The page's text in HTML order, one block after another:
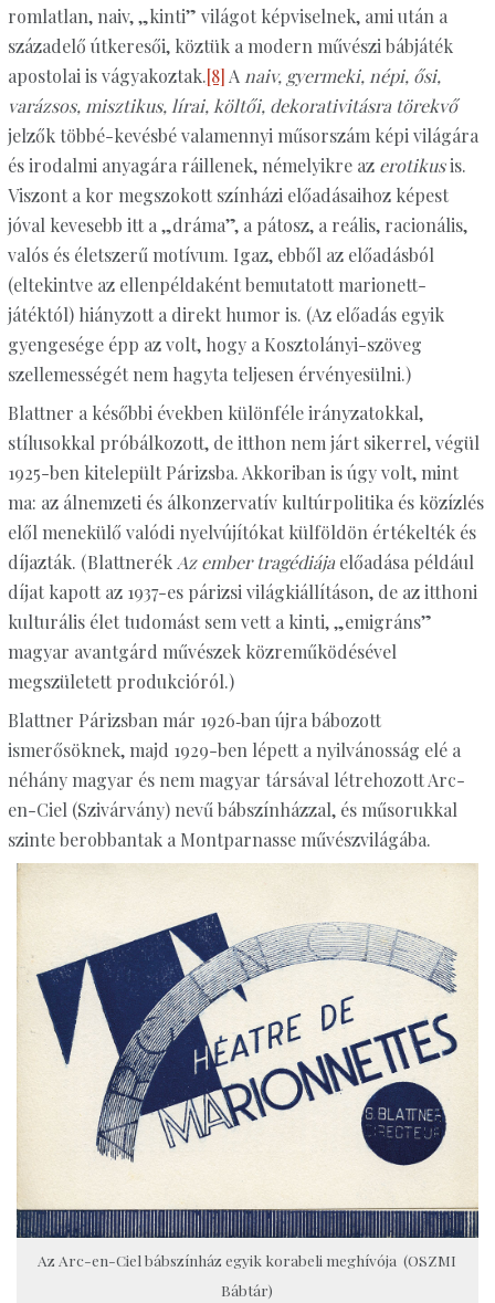
romlatlan, naiv, „kinti” világot képviselnek, ami után a
századelő útkeresői, köztük a modern művészi bábjáték
apostolai is vágyakoztak.[8] A naiv, gyermeki, népi, ősi,
varázsos, misztikus, lírai, költői, dekorativitásra törekvő
jelzők többé-kevésbé valamennyi műsorszám képi világára
és irodalmi anyagára ráillenek, némelyikre az erotikusis.
Viszont a kor megszokott színházi előadásaihoz képest
jóval kevesebb itt a „dráma”, a pátosz, a reális, racionális,
valós és életszerű motívum. Igaz, ebből az előadásból
(eltekintve az ellenpéldaként bemutatott marionett-
játéktól) hiányzott a direkt humor is. (Az előadás egyik
gyengesége épp az volt, hogy a Kosztolányi-szöveg
szellemességét nem hagyta teljesen érvényesülni.)
Blattner a későbbi években különféle irányzatokkal,
stílusokkal próbálkozott, de itthon nem járt sikerrel, végül
1925-ben kitelepült Párizsba. Akkoriban is úgy volt, mint
ma: az álnemzeti és álkonzervatív kultúrpolitika és közízlés
elől menekülő valódi nyelvújítókat külföldön értékelték és
díjazták. (Blattnerék Az ember tragédiájaelőadása például
díjat kapott az 1937-es párizsi világkiállításon, de az itthoni
kulturális élet tudomást sem vett a kinti, „emigráns”
magyar avantgárd művészek közreműködésével
megszületett produkcióról.)
Blattner Párizsban már 1926‑ban újra bábozott
ismerősöknek, majd 1929-ben lépett a nyilvánosság elé a
néhány magyar és nem magyar társával létrehozott Arc-
en-Ciel (Szivárvány) nevű bábszínházzal, és műsorukkal
szinte berobbantak a Montparnasse művészvilágába.
Az Arc-en-Ciel bábszínház egyik korabeli meghívója (OSZMI
Bábtár)